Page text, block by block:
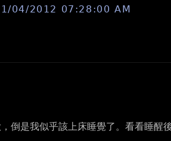
1/04/2012 07:28:00 AM
倒是我似乎該上床睡覺了。看看睡醒